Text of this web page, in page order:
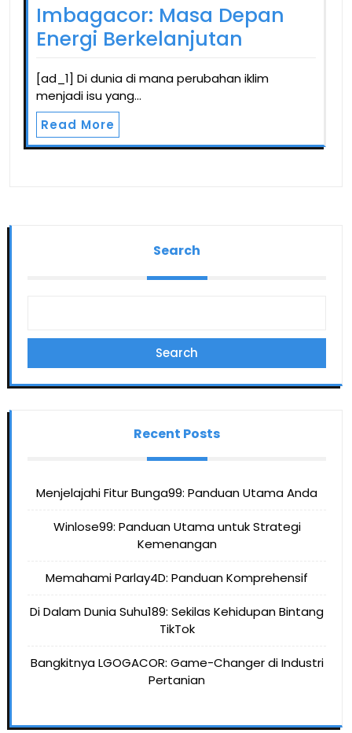
Imbagacor: Masa Depan
Energi Berkelanjutan
[ad_1] Di dunia di mana perubahan iklim
menjadi isu yang…
Read More
Search
Search
Recent Posts
Menjelajahi Fitur Bunga99: Panduan Utama Anda
Winlose99: Panduan Utama untuk Strategi
Kemenangan
Memahami Parlay4D: Panduan Komprehensif
Di Dalam Dunia Suhu189: Sekilas Kehidupan Bintang
TikTok
Bangkitnya LGOGACOR: Game-Changer di Industri
Pertanian